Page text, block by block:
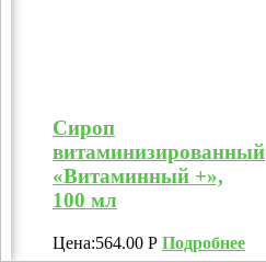
Сироп
витаминизированный
«Витаминный +»,
100 мл
Цена:564.00 Р Подробнее